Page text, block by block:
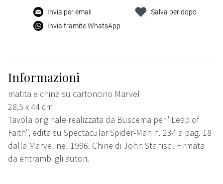
Invia per email
Invia tramite WhatsApp
Salva per dopo
Informazioni
matita e china su cartoncino Marvel
28,5 x 44 cm
Tavola originale realizzata da Buscema per "Leap of
Faith", edita su Spectacular Spider-Man n. 234 a pag. 18
dalla Marvel nel 1996. Chine di John Stanisci. Firmata
da entrambi gli autori.